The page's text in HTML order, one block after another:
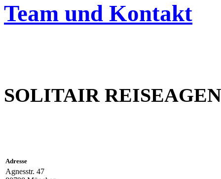
Team und Kontakt
SOLITAIR
Adresse
Agnesstr. 47